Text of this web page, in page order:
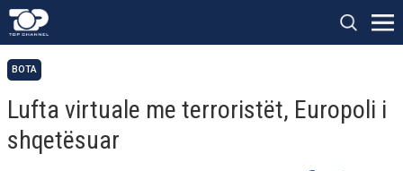
BOTA
Lufta virtuale me terroristët, Europoli i
shqetësuar